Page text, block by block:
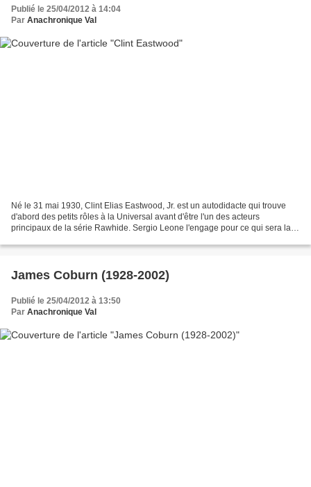
Publié le 25/04/2012 à 14:04
Par Anachronique Val
Né le 31 mai 1930, Clint Elias Eastwood, Jr. est un autodidacte qui trouve
d'abord des petits rôles à la Universal avant d'être l'un des acteurs
principaux de la série Rawhide. Sergio Leone l'engage pour ce qui sera la
James Coburn (1928-2002)
Publié le 25/04/2012 à 13:50
Par Anachronique Val